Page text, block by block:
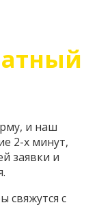
и наш
2-х минут,
заявки и
свяжутся с